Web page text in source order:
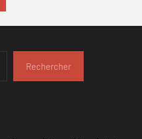
Rechercher